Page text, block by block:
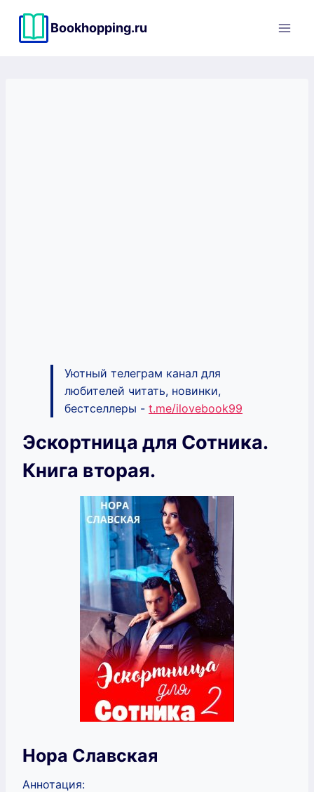
содержимому
Bookhopping.ru
Уютный телеграм канал для
любителей читать, новинки,
бестселлеры - t.me/ilovebook99
Эскортница для Сотника.
Книга вторая.
Нора Славская
Аннотация: